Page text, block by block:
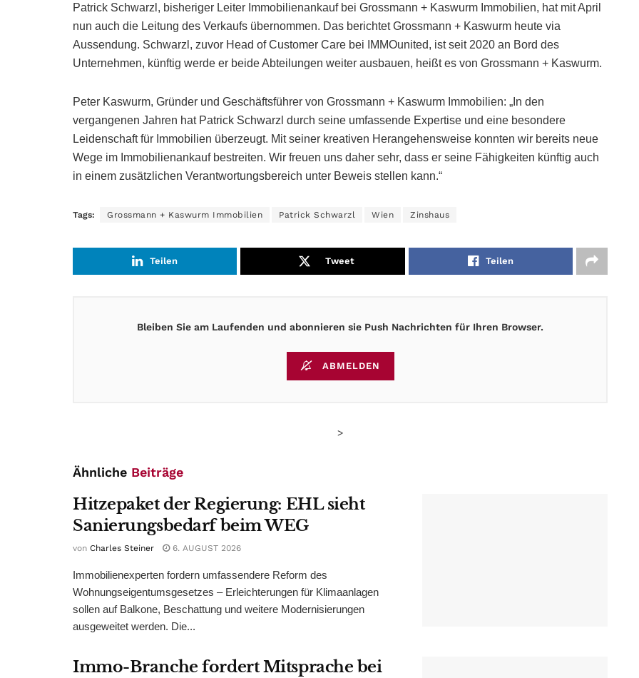
Patrick Schwarzl, bisheriger Leiter Immobilienankauf bei Grossmann + Kaswurm Immobilien, hat mit April
nun auch die Leitung des Verkaufs übernommen. Das berichtet Grossmann + Kaswurm heute via
Aussendung. Schwarzl, zuvor Head of Customer Care bei IMMOunited, ist seit 2020 an Bord des
Unternehmen, künftig werde er beide Abteilungen weiter ausbauen, heißt es von Grossmann + Kaswurm.
Peter Kaswurm, Gründer und Geschäftsführer von Grossmann + Kaswurm Immobilien: „In den
vergangenen Jahren hat Patrick Schwarzl durch seine umfassende Expertise und eine besondere
Leidenschaft für Immobilien überzeugt. Mit seiner kreativen Herangehensweise konnten wir bereits neue
Wege im Immobilienankauf bestreiten. Wir freuen uns daher sehr, dass er seine Fähigkeiten künftig auch
in einem zusätzlichen Verantwortungsbereich unter Beweis stellen kann.“
Tags: Grossmann + Kaswurm Immobilien Patrick Schwarzl Wien Zinshaus
Teilen Tweet Teilen
Bleiben Sie am Laufenden und abonnieren sie Push Nachrichten für Ihren Browser.
ABMELDEN
>
Ähnliche Beiträge
Hitzepaket der Regierung: EHL sieht
Sanierungsbedarf beim WEG
von Charles Steiner 6. AUGUST 2026
Immobilienexperten fordern umfassendere Reform des
Wohnungseigentumsgesetzes – Erleichterungen für Klimaanlagen
sollen auf Balkone, Beschattung und weitere Modernisierungen
ausgeweitet werden. Die...
Immo-Branche fordert Mitsprache bei